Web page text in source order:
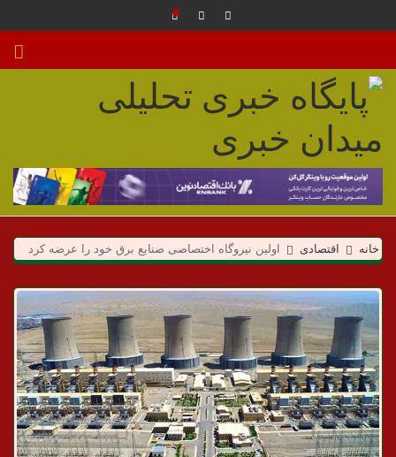
م
ی
د
ا
ن
خ
ب
خانه اقتصادی اولین نیروگاه اختصاصی صنایع برق خود را‌ عرضه کرد